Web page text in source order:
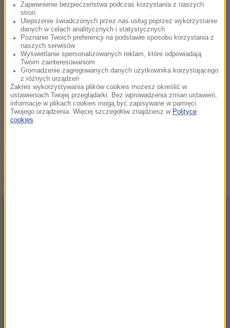
Zapewnienie bezpieczeństwa podczas korzystania z naszych
stron
Ulepszenie świadczonych przez nas usług poprzez wykorzystanie
danych w celach analitycznych i statystycznych
Poznanie Twoich preferencji na podstawie sposobu korzystania z
naszych serwisów
Wyświetlanie spersonalizowanych reklam, które odpowiadają
Twoim zainteresowaniom
Gromadzenie zagregowanych danych użytkownika korzystającego
z różnych urządzeń
Zakres wykorzystywania plików cookies możesz określić w
ustawieniach Twojej przeglądarki. Bez wprowadzenia zmian ustawień,
informacje w plikach cookies mogą być zapisywane w pamięci
Twojego urządzenia. Więcej szczegółów znajdziesz w Polityce
cookies.